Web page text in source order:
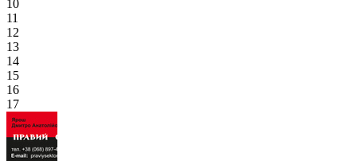
10
11
12
13
14
15
16
17